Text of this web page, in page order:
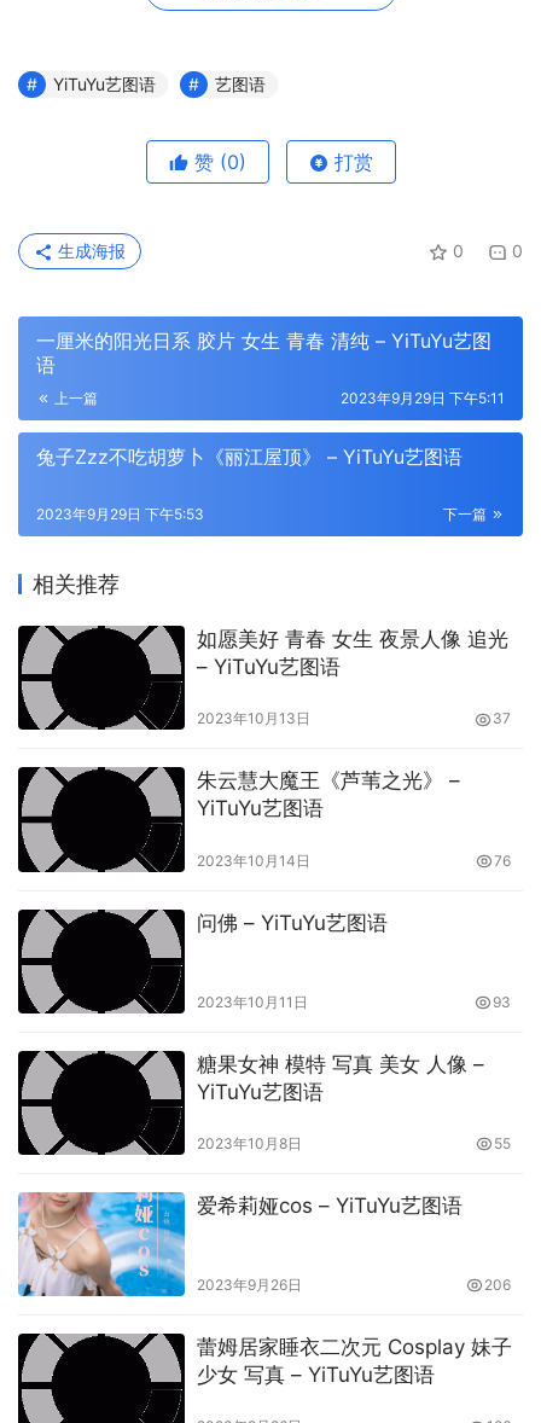
YiTuYu艺图语 艺图语
赞 (0) 打赏
0 0
生成海报
一厘米的阳光日系 胶片 女生 青春 清纯 – YiTuYu艺图
语
上一篇 2023年9月29日 下午5:11
兔子Zzz不吃胡萝卜《丽江屋顶》 – YiTuYu艺图语
下一篇
2023年9月29日 下午5:53
相关推荐
如愿美好 青春 女生 夜景人像 追光
– YiTuYu艺图语
2023年10月13日 37
朱云慧大魔王《芦苇之光》 –
YiTuYu艺图语
2023年10月14日 76
问佛 – YiTuYu艺图语
2023年10月11日 93
糖果女神 模特 写真 美女 人像 –
YiTuYu艺图语
2023年10月8日 55
爱希莉娅cos – YiTuYu艺图语
2023年9月26日 206
蕾姆居家睡衣二次元 Cosplay 妹子
少女 写真 – YiTuYu艺图语